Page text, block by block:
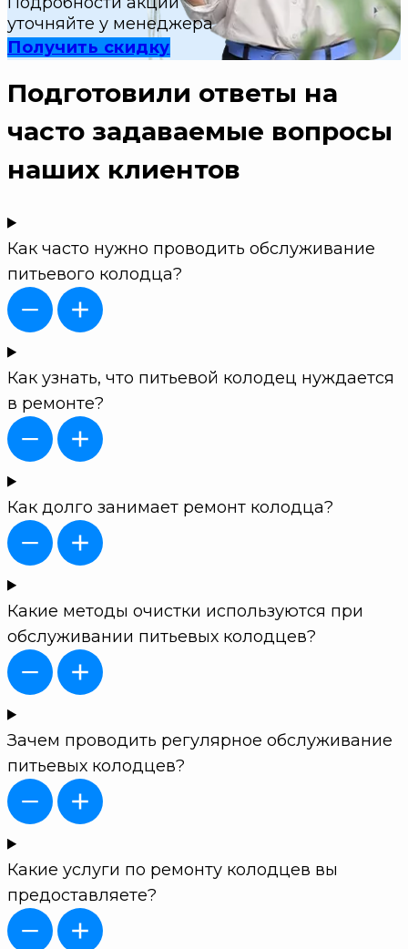
уточняйте у менеджера
Получить скидку
Подготовили ответы на
часто задаваемые вопросы
наших клиентов
Как часто нужно проводить обслуживание
питьевого колодца?
Как узнать, что питьевой колодец нуждается
в ремонте?
Как долго занимает ремонт колодца?
Какие методы очистки используются при
обслуживании питьевых колодцев?
Зачем проводить регулярное обслуживание
питьевых колодцев?
Какие услуги по ремонту колодцев вы
предоставляете?